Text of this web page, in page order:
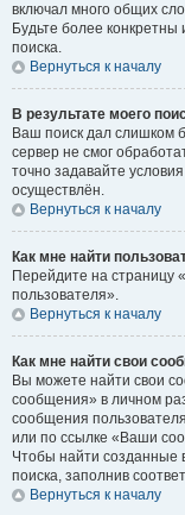
включал много общих
Будьте более
поиска.
Вернуться к началу
В результате моего
Ваш поиск дал слишком
сервер не смог
точно задавайте
осуществлён.
Вернуться к началу
Как мне найти
Перейдите на страницу
пользователя».
Вернуться к началу
Как мне найти свои
Вы можете найти свои
сообщения» в личном
сообщения
или по ссылке «Ваши
Чтобы найти созданные
поиска, заполнив
Вернуться к началу